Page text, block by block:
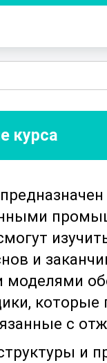
курса
и
которые
с
и